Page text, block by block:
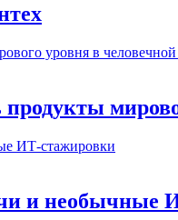
продукты
и необычные